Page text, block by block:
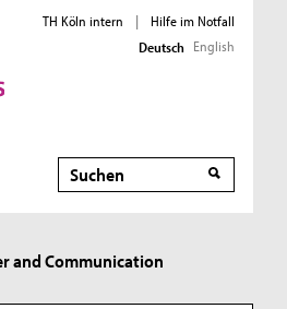
TH Köln intern |
Hilfe im Notfall
Deutsch English
Suche
Suche
and Communication